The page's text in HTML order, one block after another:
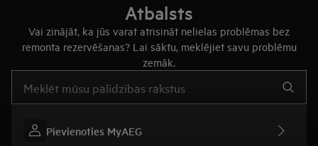
Atbalsts
Vai zinājāt, ka jūs varat atrisināt nelielas problēmas bez
remonta rezervēšanas? Lai sāktu, meklējiet savu problēmu
zemāk.
Pievienoties MyAEG